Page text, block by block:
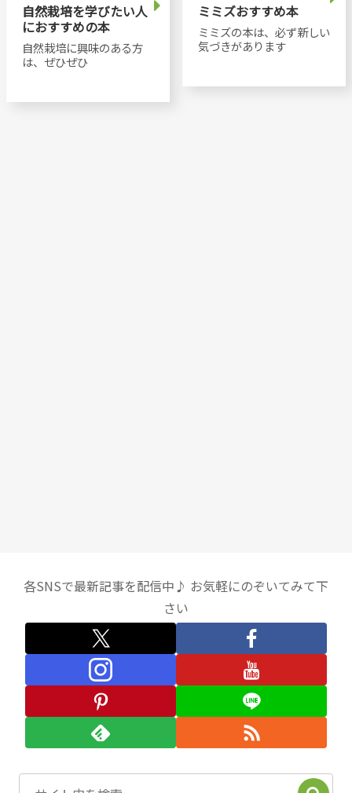
自然栽培を学びたい人
におすすめの本
自然栽培に興味のある方
は、ぜひぜひ
ミミズおすすめ本
ミミズの本は、必ず新しい
気づきがあります
各SNSで最新記事を配信中♪ お気軽にのぞいてみて下
さい